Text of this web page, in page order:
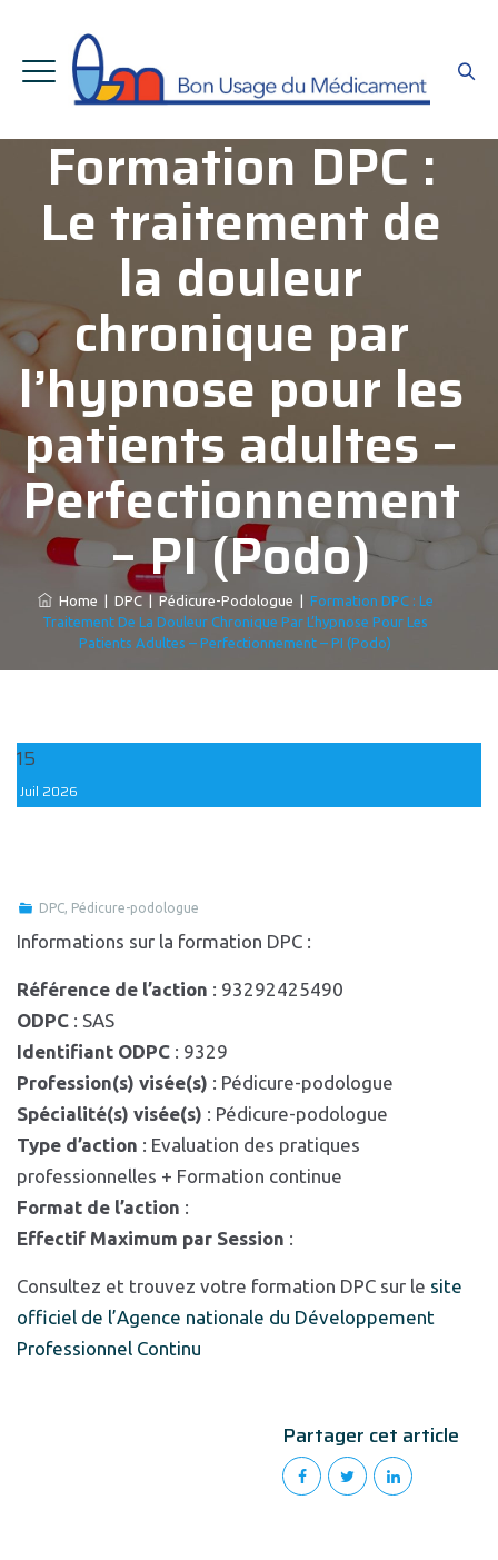
Formation DPC :
Le traitement de
la douleur
chronique par
l’hypnose pour les
patients adultes –
Perfectionnement
– PI (Podo)
Home DPC| Pédicure-Podologue
Formation DPC : Le
Traitement De La Douleur Chronique Par L’hypnose Pour Les
Patients Adultes – Perfectionnement – PI (Podo)
15
Juil 2026
DPC, Pédicure-podologue
Informations sur la formation DPC :
Référence de l’action : 93292425490
ODPC : SAS
Identifiant ODPC : 9329
Profession(s) visée(s) : Pédicure-podologue
Spécialité(s) visée(s) : Pédicure-podologue
Type d’action : Evaluation des pratiques
professionnelles + Formation continue
Format de l’action :
Effectif Maximum par Session :
Consultez et trouvez votre formation DPC sur le site
officiel de l’Agence nationale du Développement
Professionnel Continu
Partager cet article